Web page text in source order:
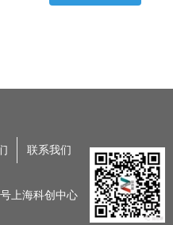
联系我们
上海科创中心